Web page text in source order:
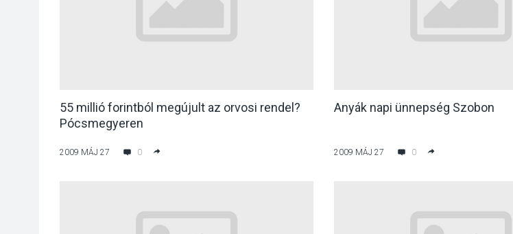
55 millió forintból megújult az orvosi rendel?
Pócsmegyeren
2009 MÁJ 27 0
Anyák napi ünnepség Szobon
2009 MÁJ 27 0